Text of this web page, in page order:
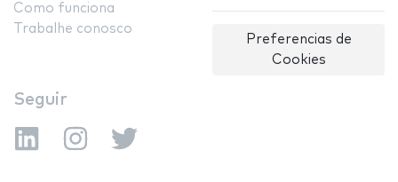
Como funciona
Trabalhe conosco
Preferencias de
Cookies
Seguir